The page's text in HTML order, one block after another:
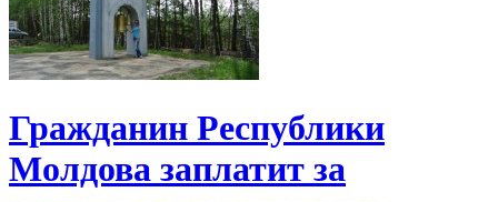
Гражданин Республики
Молдова заплатит за